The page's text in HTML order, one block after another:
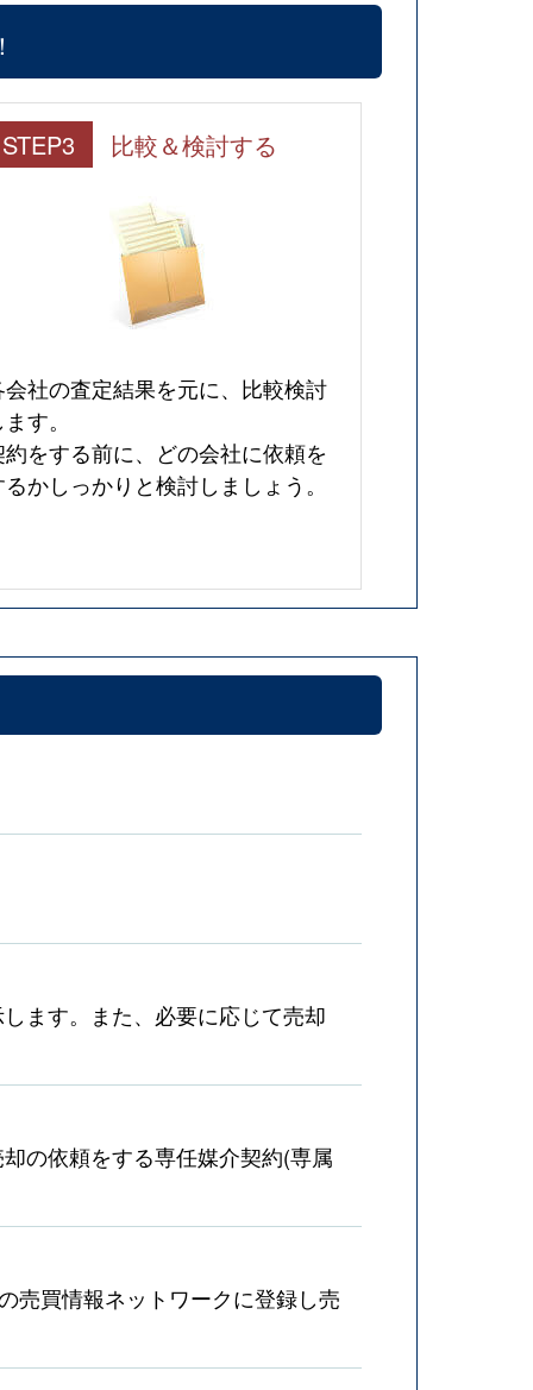
STEP3 比較＆検討する
会社の査定結果を元に、比較検討
す。
約をする前に、どの会社に依頼を
かしっかりと検討しましょう。
ます。また、必要に応じて売却
の依頼をする専任媒介契約(専属
売買情報ネットワークに登録し売